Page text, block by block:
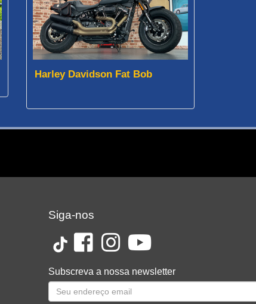
Harley Davidson Fat Bob
Siga-nos
Subscreva a nossa newsletter